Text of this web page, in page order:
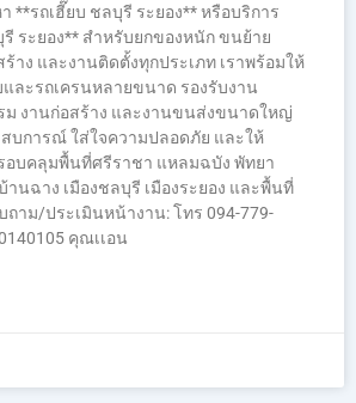
**รถเฮี๊ยบ ชลบุรี ระยอง** หรือบริการ
ระยอง** สำหรับยกของหนัก ขนย้าย
ร้าง และงานติดตั้งทุกประเภท เราพร้อมให้
และรถเครนหลายขนาด รองรับงาน
ม งานก่อสร้าง และงานขนส่งขนาดใหญ่
บการณ์ ใส่ใจความปลอดภัย และให้
อบคลุมพื้นที่ศรีราชา แหลมฉบัง พัทยา
นฉาง เมืองชลบุรี เมืองระยอง และพื้นที่
ถาม/ประเมินหน้างาน: โทร 094-779-
คุณเเอน